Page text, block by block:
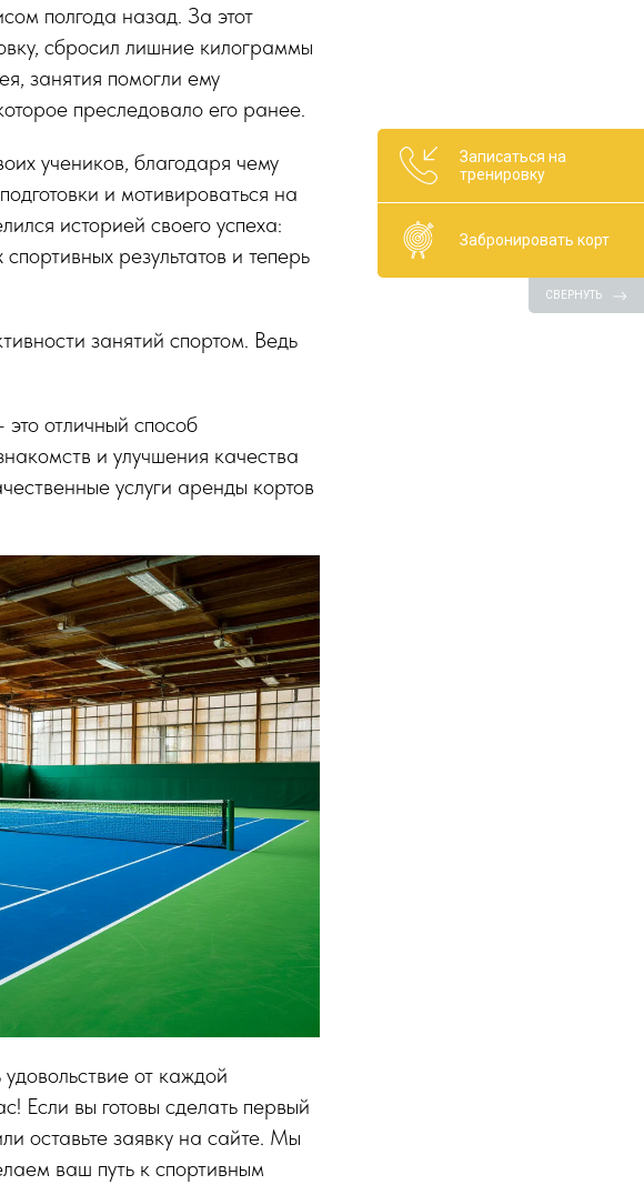
полгода назад. За этот
сбросил лишние килограммы
занятия помогли ему
преследовало его ранее.
учеников, благодаря чему
и мотивироваться на
историей своего успеха:
результатов и теперь
занятий спортом. Ведь
отличный способ
и улучшения качества
услуги аренды кортов
от каждой
Если вы готовы сделать первый
оставьте заявку на сайте. Мы
ваш путь к спортивным
Записаться на
тренировку
Забронировать корт
СВЕРНУТЬ